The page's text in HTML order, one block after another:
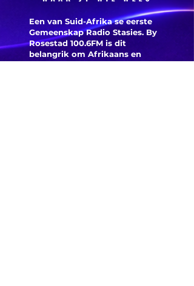
Een van Suid-Afrika se eerste
Gemeenskap Radio Stasies. By
Rosestad 100.6FM is dit
belangrik om Afrikaans en
Christelik georiënteerd te wees.